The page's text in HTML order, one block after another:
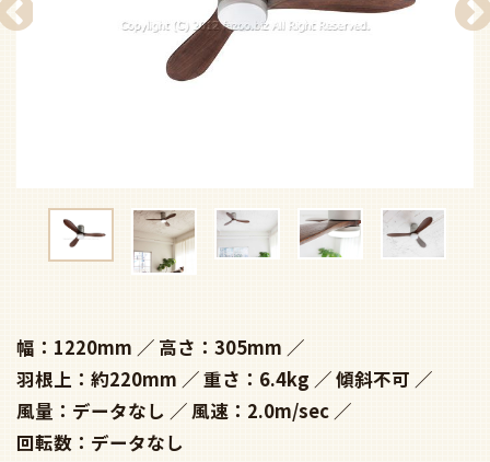
幅：1220mm
高さ：305mm
羽根上：約220mm
重さ：6.4kg
傾斜不可
風量：データなし
風速：2.0m/sec
回転数：データなし